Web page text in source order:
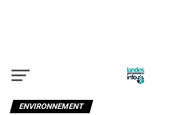
ENVIRONNEMENT